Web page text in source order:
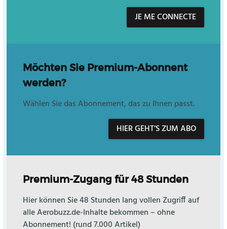
JE ME CONNECTE
Möchten Sie Premium-Abonnent
werden?
Wählen Sie das Abonnement, das zu Ihnen passt.
HIER GEHT’S ZUM ABO
Premium-Zugang für 48 Stunden
Hier können Sie 48 Stunden lang vollen Zugriff auf
alle Aerobuzz.de-Inhalte bekommen – ohne
Abonnement! (rund 7.000 Artikel)